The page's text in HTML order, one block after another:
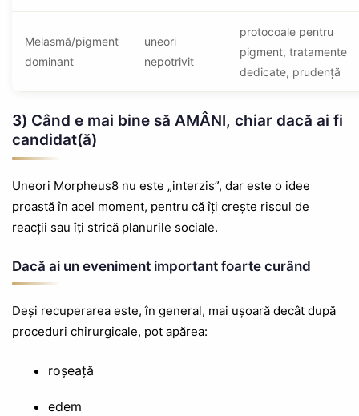
Melasmă/pigment
dominant
uneori
nepotrivit
protocoale pentru
pigment, tratamente
dedicate, prudență
3) Când e mai bine să AMÂNI, chiar dacă ai fi
candidat(ă)
Uneori Morpheus8 nu este „interzis”, dar este o idee
proastă în acel moment, pentru că îți crește riscul de
reacții sau îți strică planurile sociale.
Dacă ai un eveniment important foarte curând
Deși recuperarea este, în general, mai ușoară decât după
proceduri chirurgicale, pot apărea:
roșeață
edem